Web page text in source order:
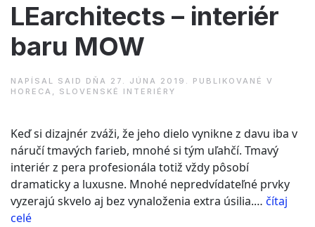
LEarchitects – interiér
baru MOW
NAPÍSAL SAID DŇA 27. JÚNA 2019 . PUBLIKOVANÉ V
HORECA , SLOVENSKÉ INTERIÉRY
Keď si dizajnér zváži, že jeho dielo vynikne z davu iba v
náručí tmavých farieb, mnohé si tým uľahčí. Tmavý
interiér z pera profesionála totiž vždy pôsobí
dramaticky a luxusne. Mnohé nepredvídateľné prvky
vyzerajú skvelo aj bez vynaloženia extra úsilia.… čítaj
celé“LEarchitects